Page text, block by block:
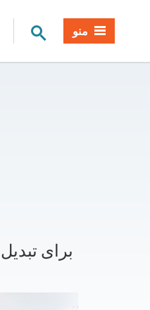
جستجوی سایت
منو